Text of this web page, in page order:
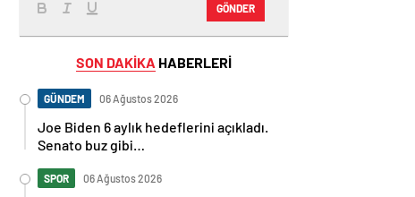
GÖNDER
SON DAKİKA HABERLERİ
GÜNDEM 06 Ağustos 2026
Joe Biden 6 aylık hedeflerini açıkladı.
Senato buz gibi…
SPOR 06 Ağustos 2026